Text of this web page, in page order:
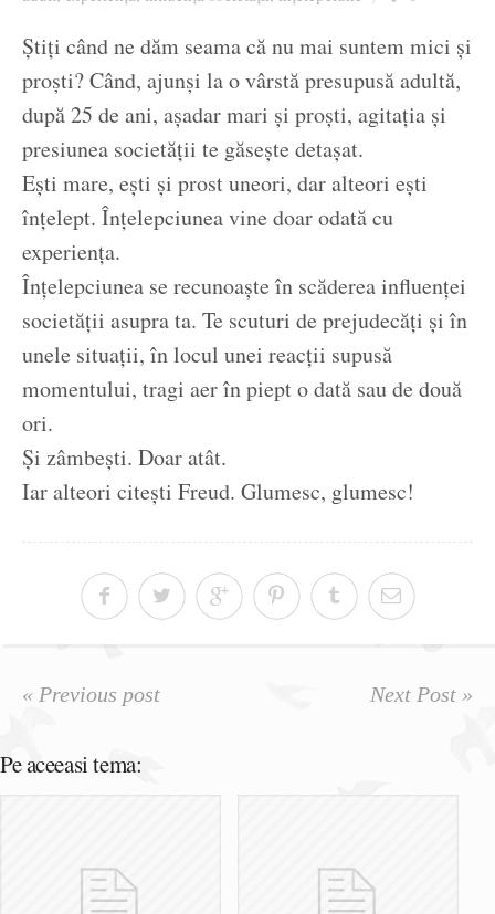
Știți când ne dăm seama că nu mai suntem mici și
proști? Când, ajunși la o vârstă presupusă adultă,
după 25 de ani, așadar mari și proști, agitația și
presiunea societății te găsește detașat.
Ești mare, ești și prost uneori, dar alteori ești
înțelept. Înțelepciunea vine doar odată cu
experiența.
Înțelepciunea se recunoaște în scăderea influenței
societății asupra ta. Te scuturi de prejudecăți și în
unele situații, în locul unei reacții supusă
momentului, tragi aer în piept o dată sau de două
ori.
Și zâmbești. Doar atât.
Iar alteori citești Freud. Glumesc, glumesc!
« Previous post Next Post »
Pe aceeasi tema: